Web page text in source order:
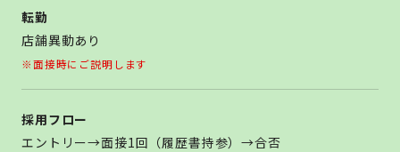
転勤
店舗異動あり
※面接時にご説明します
採用フロー
エントリー→面接1回（履歴書持参）→合否